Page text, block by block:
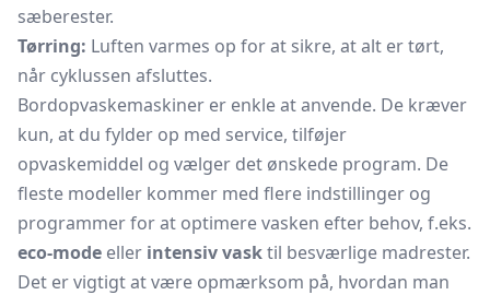
sæberester.
Tørring: Luften varmes op for at sikre, at alt er tørt,
når cyklussen afsluttes.
Bordopvaskemaskiner er enkle at anvende. De kræver
kun, at du fylder op med service, tilføjer
opvaskemiddel og vælger det ønskede program. De
fleste modeller kommer med flere indstillinger og
programmer for at optimere vasken efter behov, f.eks.
eco-mode eller intensiv vasktil besværlige madrester.
Det er vigtigt at være opmærksom på, hvordan man